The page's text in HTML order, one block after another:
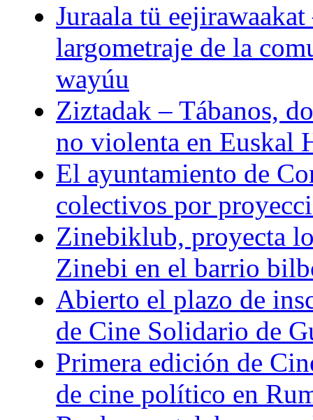
Juraala tü
largometraje de la
wayúu
Ziztadak – Tábanos,
no violenta en Euskal
El ayuntamiento de
colectivos por
Zinebiklub, proyecta
Zinebi en el barrio
Abierto el plazo de
de Cine Solidario de
Primera edición de
de cine político en